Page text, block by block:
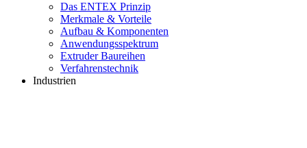
Das ENTEX Prinzip
Merkmale & Vorteile
Aufbau & Komponenten
Anwendungsspektrum
Extruder Baureihen
Verfahrenstechnik
Industrien